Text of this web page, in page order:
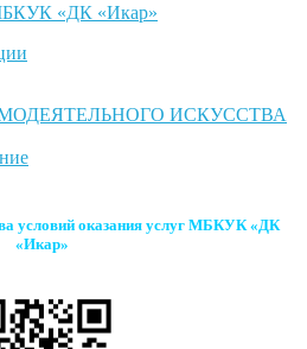
«ДК «Икар»
ИСКУССТВА
условий оказания услуг МБКУК «ДК
«Икар»